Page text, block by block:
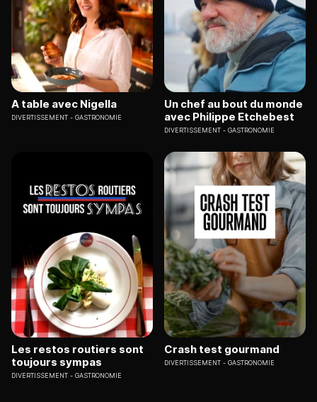
A table avec Nigella
DIVERTISSEMENT GASTRONOMIE
Un chef au bout du monde
avec Philippe Etchebest
DIVERTISSEMENT GASTRONOMIE
Les restos routiers sont
toujours sympas
DIVERTISSEMENT GASTRONOMIE
Crash test gourmand
DIVERTISSEMENT GASTRONOMIE